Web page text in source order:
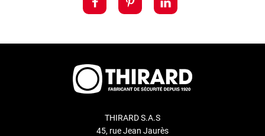
THIRARD S.A.S
45, rue Jean Jaurès